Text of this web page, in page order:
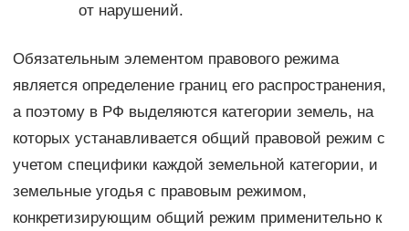
от нарушений.
Обязательным элементом правового режима
является определение границ его распространения,
а поэтому в РФ выделяются категории земель, на
которых устанавливается общий правовой режим с
учетом специфики каждой земельной категории, и
земельные угодья с правовым режимом,
конкретизирующим общий режим применительно к